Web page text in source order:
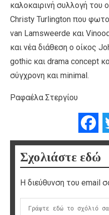
καλοκαιρινή συλλογή του
Christy Turlington που
van Lamsweerde και
και νέα διάθεση ο οίκος
gothic και drama concept
σύγχρονη και minimal.
Ραφαέλα Στεργίου
Σχολιάστε εδώ
Η διεύθυνση του email